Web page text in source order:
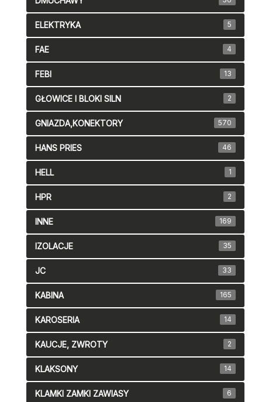
ELEKTRYKA 5
FAE 4
FEBI 13
GŁOWICE I BLOKI SILN 2
GNIAZDA,KONEKTORY 570
HANS PRIES 46
HELL 1
HPR 2
INNE 169
IZOLACJE 35
JC 33
KABINA 165
KAROSERIA 14
KAUCJE, ZWROTY 2
KLAKSONY 14
KLAMKI ZAMKI ZAWIASY 6